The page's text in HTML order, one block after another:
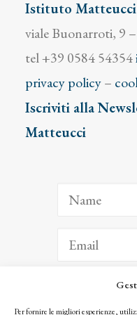
Per fornire le migliori esperienze,
Istituto Matteucci
viale Buonarroti, 9
tel +39 0584 54354
privacy policy–
Iscriviti alla
Matteucci